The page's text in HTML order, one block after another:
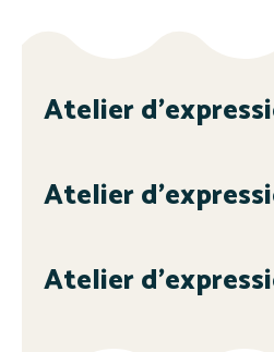
Atelier
Atelier
Atelier